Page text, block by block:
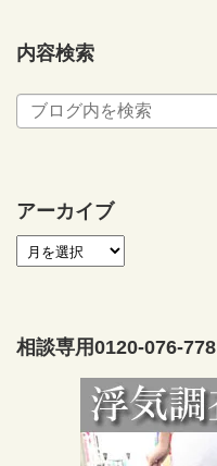
内容検索
アーカイブ
相談専用0120-076-778